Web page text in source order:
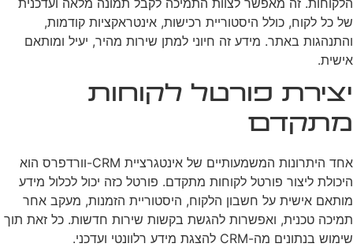
של כל לקוח, כולל היסטוריית רכישות, אינטראקציות קודמות,
והתנהגות באתר. מידע זה חיוני למתן שירות מהיר, יעיל ומותאם
אישית.
יצירת פורטל לקוחות
מתקדם
אחד היתרונות המשמעותיים של אינטגרציית CRM-וורדפרס הוא
היכולת ליצור פורטל לקוחות מתקדם. פורטל כזה יכול לכלול מידע
מותאם אישית על חשבון הלקוח, היסטוריית הזמנות, מעקב אחר
תמיכה טכנית, ואפשרות להגשת בקשות שירות חדשות. כל זאת תוך
שימוש בנתונים מה-CRM להצגת מידע רלוונטי ועדכני.